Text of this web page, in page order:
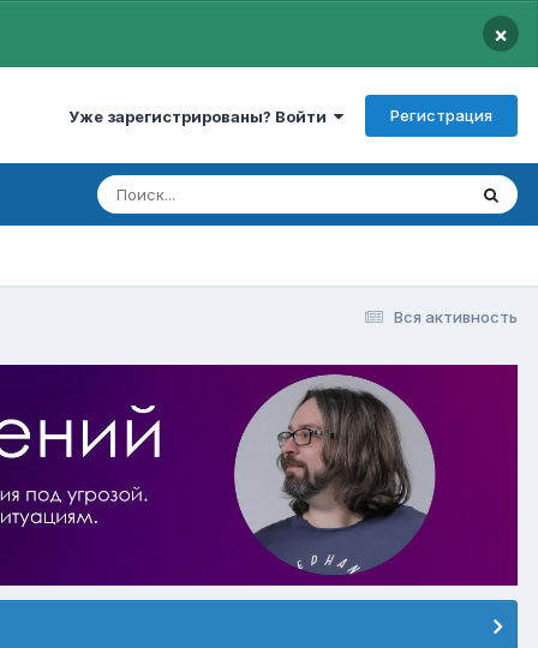
×
Уже зарегистрированы? Войти Регистрация
Вся активность